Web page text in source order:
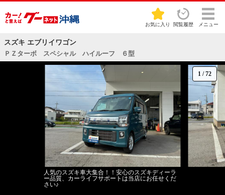
お気に入り 閲覧履歴 メニュー
スズキ エブリイワゴン
ＰＺターボ スペシャル ハイルーフ ６型
1 /72
人気のスズキ車大集合！！安心のスズキディーラ
ー品質、カーライフサポートは当店にお任せくだ
さい♪